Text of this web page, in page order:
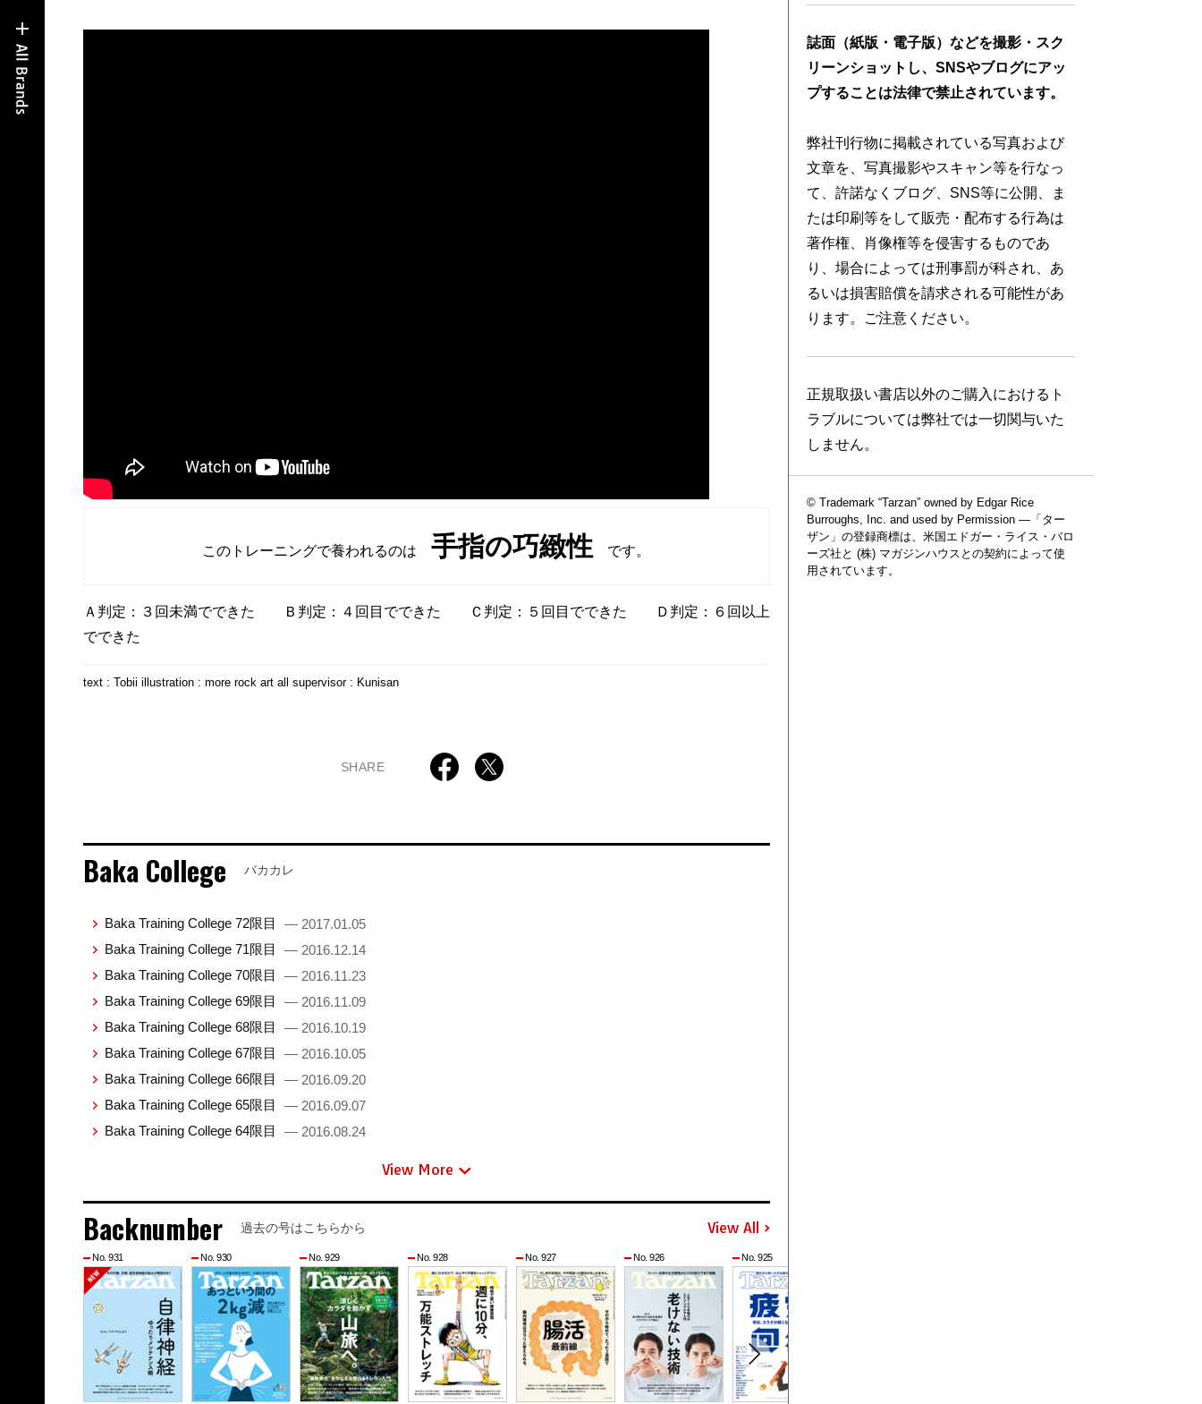
このトレーニングで養われるのは 手指の巧緻性 です。
Ａ判定：３回未満でできた Ｂ判定：４回目でできた Ｃ判定：５回目でできた Ｄ判定：６回以上
でできた
text : Tobii illustration : more rock art all supervisor : Kunisan
SHARE
Baka College バカカレ
Baka Training College 72限目
— 2017.01.05
Baka Training College 71限目
— 2016.12.14
Baka Training College 70限目
— 2016.11.23
Baka Training College 69限目
— 2016.11.09
Baka Training College 68限目
— 2016.10.19
Baka Training College 67限目
— 2016.10.05
Baka Training College 66限目
— 2016.09.20
Baka Training College 65限目
— 2016.09.07
Baka Training College 64限目
— 2016.08.24
View More
Backnumber 過去の号はこちらから View All
No. 931 No. 930 No. 929 No. 928 No. 927 No. 926 No. 925
誌面（紙版・電子版）などを撮影・スク
リーンショットし、SNSやブログにアッ
プすることは法律で禁止されています。
弊社刊行物に掲載されている写真および
文章を、写真撮影やスキャン等を行なっ
て、許諾なくブログ、SNS等に公開、ま
たは印刷等をして販売・配布する行為は
著作権、肖像権等を侵害するものであ
り、場合によっては刑事罰が科され、あ
るいは損害賠償を請求される可能性があ
ります。ご注意ください。
正規取扱い書店以外のご購入におけるト
ラブルについては弊社では一切関与いた
しません。
© Trademark “Tarzan” owned by Edgar Rice
Burroughs, Inc. and used by Permission —「ター
ザン」の登録商標は、米国エドガー・ライス・バロ
ーズ社と (株) マガジンハウスとの契約によって使
用されています。